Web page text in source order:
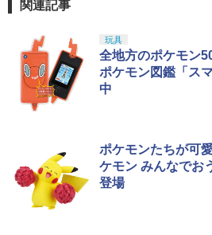
G19 G23F G26
￥2,530
TERS Big into
るみペンダント
ブブ labubu ラ
ちゃ ガチャガ
￥2,750
￥1,800
￥499
関連記事
玩具
全地方のポケモン
ポケモン図鑑「ス
中
ポケモンたちが可
ケモン みんなでお
登場